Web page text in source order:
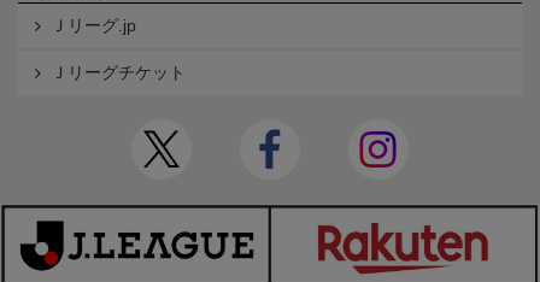
Ｊリーグ.jp
Ｊリーグチケット